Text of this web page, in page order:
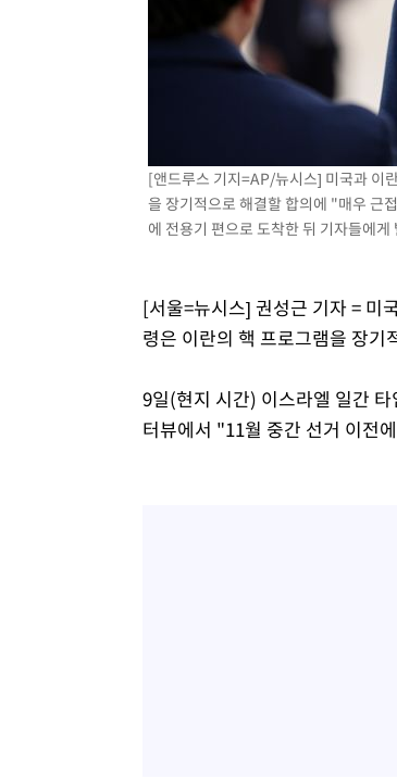
SK하이닉스, 용인·청주 팹에 54조 투자
여자배구 이재영·이다영 자매, 아제르바이잔
외국인 심판 성 접대 7경기 들여다보니…한국
[속보]코스닥, 2.86포인트(0.36%) 내린
[속보]코스피, 6200선 약보합…0.60% 내린
[속보] 노원서 40.1도 관측…서울, 2018년 이
[속보]종합특검, '계엄 수용공간 확보' 신용해
[속보]규제합리화위원회 부위원장에 김태유
[앤드루스 기지=AP/뉴시스] 미국과 이
을 장기적으로 해결할 합의에 "매우 근
에 전용기 편으로 도착한 뒤 기자들에
[서울=뉴시스] 권성근 기자 = 미
령은 이란의 핵 프로그램을 장
9일(현지 시간) 이스라엘 일간
터뷰에서 "11월 중간 선거 이전